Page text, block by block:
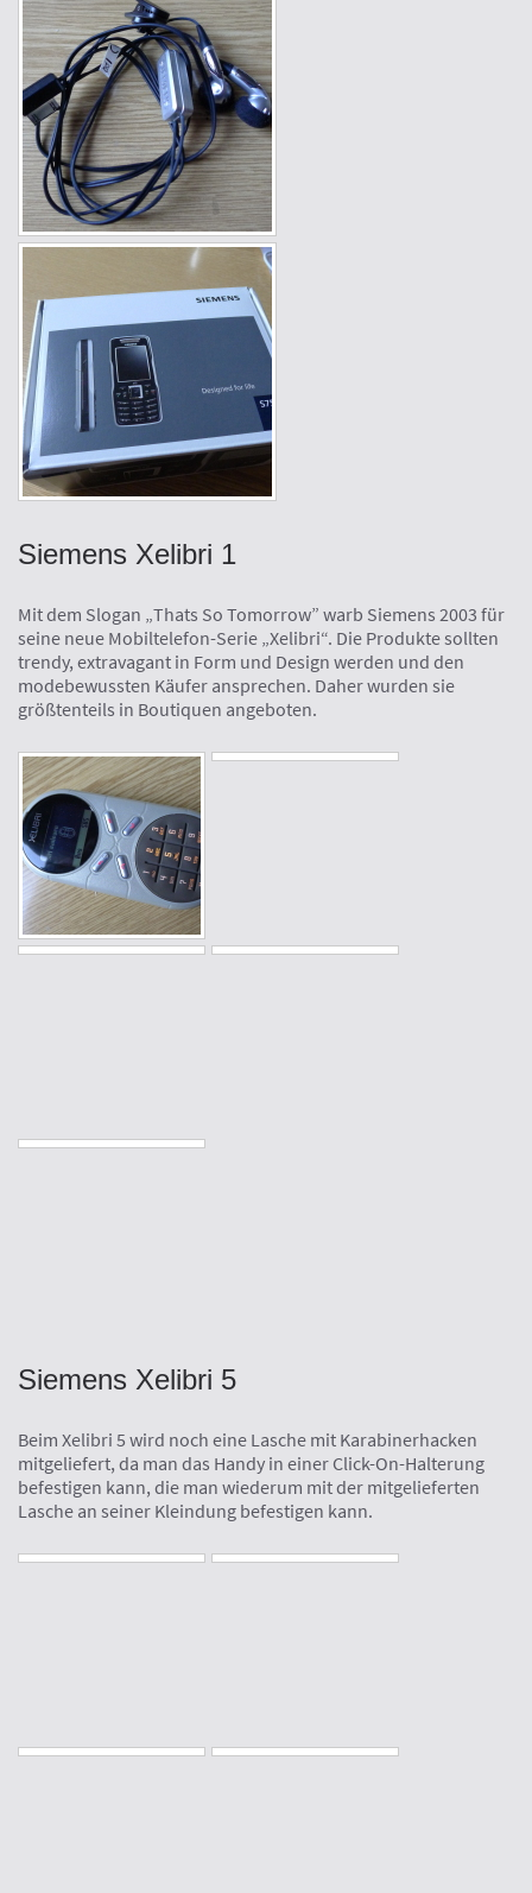
Siemens Xelibri 1
Mit dem Slogan „Thats So Tomorrow” warb Siemens 2003 für
seine neue Mobiltelefon-Serie „Xelibri“. Die Produkte sollten
trendy, extravagant in Form und Design werden und den
modebewussten Käufer ansprechen. Daher wurden sie
größtenteils in Boutiquen angeboten.
Siemens Xelibri 5
Beim Xelibri 5 wird noch eine Lasche mit Karabinerhacken
mitgeliefert, da man das Handy in einer Click-On-Halterung
befestigen kann, die man wiederum mit der mitgelieferten
Lasche an seiner Kleindung befestigen kann.